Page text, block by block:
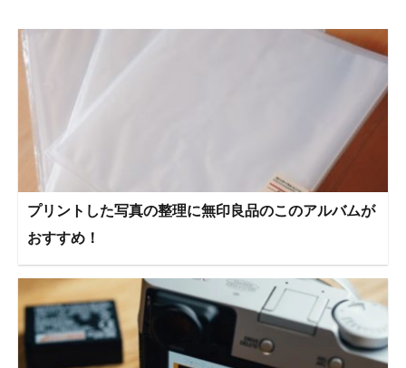
プリントした写真の整理に無印良品のこのアルバムが
おすすめ！